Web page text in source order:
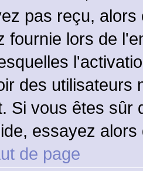
pas reçu,
fournie lors de
des utilisateurs
Si vous êtes sûr
essayez
de page